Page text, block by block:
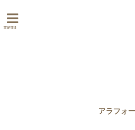
menu
アラフォ